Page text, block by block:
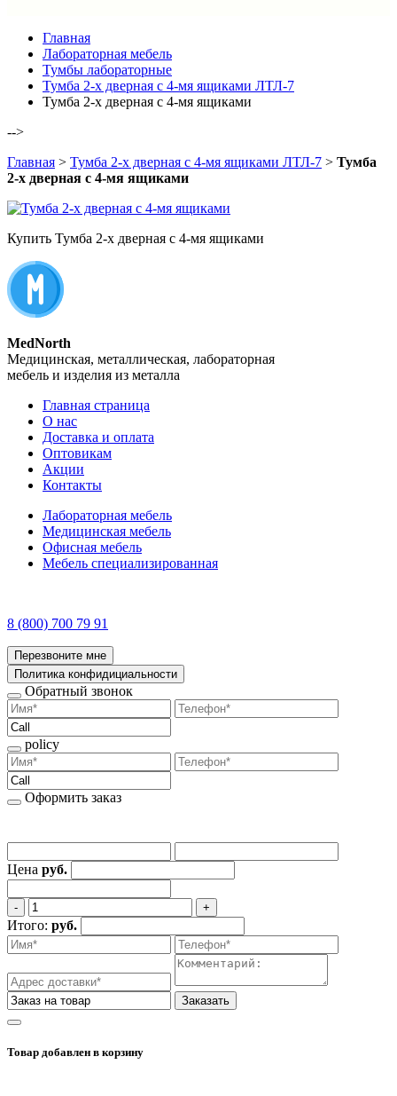
Главная
Лабораторная мебель
Тумбы лабораторные
Тумба 2-х дверная с 4-мя ящиками ЛТЛ-7
Тумба 2-х дверная с 4-мя ящиками
-->
Главная > Тумба 2-х дверная с 4-мя ящиками ЛТЛ-7 > Тумба
2-х дверная с 4-мя ящиками
Купить Тумба 2-х дверная с 4-мя ящиками
MedNorth
Медицинская, металлическая, лабораторная
мебель и изделия из металла
Главная страница
О нас
Доставка и оплата
Оптовикам
Акции
Контакты
Лабораторная мебель
Медицинская мебель
Офисная мебель
Мебель специализированная
8 (800) 700 79 91
Перезвоните мне
Политика конфидициальности
Обратный звонок
policy
Оформить заказ
Цена руб.
‐ +
Итого: руб.
Заказать
Товар добавлен в корзину